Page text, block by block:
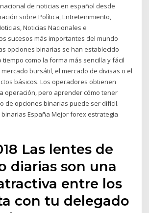
de noticias en español desde
sobre Política, Entretenimiento,
Noticias Nacionales e
sucesos más importantes del mundo
opciones binarias se han establecido
tiempo como la forma más sencilla y fácil
bursátil, el mercado de divisas o el
básicos. Los operadores obtienen
operación, pero aprender cómo tener
de opciones binarias puede ser difícil.
España Mejor forex estrategia
Las lentes de
diarias son una
entre los
con tu delegado